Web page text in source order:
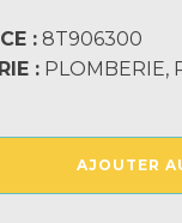
: 8T906300
: PLOMBERIE,
AJOUTER